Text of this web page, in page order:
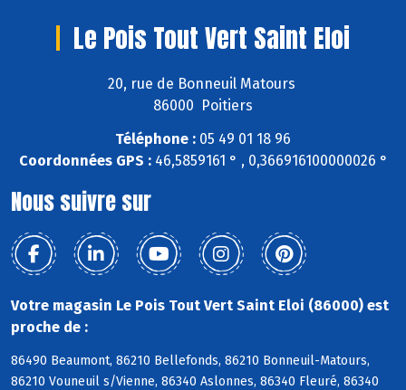
Le Pois Tout Vert Saint Eloi
20, rue de Bonneuil Matours
86000 Poitiers
Téléphone : 05 49 01 18 96
Coordonnées GPS :46,5859161 ° , 0,366916100000026 °
Nous suivre sur
Votre magasin Le Pois Tout Vert Saint Eloi (86000) est
proche de :
86490 Beaumont, 86210 Bellefonds, 86210 Bonneuil-Matours,
86210 Vouneuil s/Vienne, 86340 Aslonnes, 86340 Fleuré, 86340